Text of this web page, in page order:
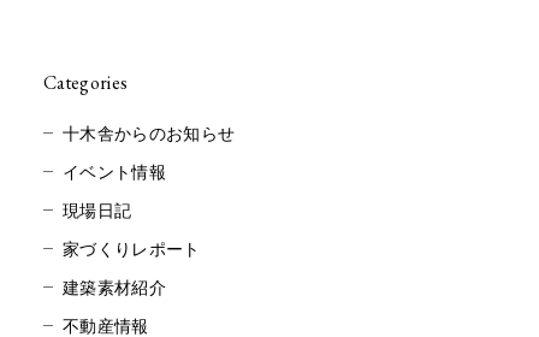
Categories
十木舎からのお知らせ
イベント情報
現場日記
家づくりレポート
建築素材紹介
不動産情報